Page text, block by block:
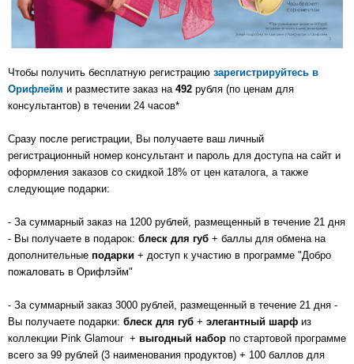
Чтобы получить бесплатную регистрацию зарегистрируйтесь в
Орифлейм и разместите заказ на 492 рубля (по ценам для
консультантов) в течении 24 часов*
Сразу после регистрации, Вы получаете ваш личный
регистрационный номер консультант и пароль для доступа на сайт и
оформления заказов со скидкой 18% от цен каталога, а также
следующие подарки:
- За суммарный заказ на 1200 рублей, размещенный в течение 21 дня
- Вы получаете в подарок: блеск для губ + баллы для обмена на
дополнительные подарки + доступ к участию в программе "Добро
пожаловать в Орифлэйм"
- За суммарный заказ 3000 рублей, размещенный в течение 21 дня -
Вы получаете подарки: блеск для губ + элегантный шарф из
коллекции Pink Glamour + выгодный набор по стартовой программе
всего за 99 рублей (3 наименования продуктов) + 100 баллов для